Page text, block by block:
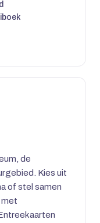
de
Kies uit
of stel samen
met